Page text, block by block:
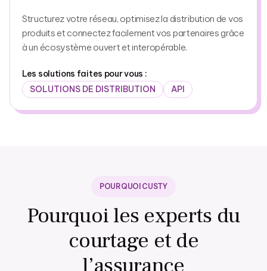
Structurez votre réseau, optimisez la distribution de vos
produits et connectez facilement vos partenaires grâce
à un écosystème ouvert et interopérable.
Les solutions faites pour vous :
SOLUTIONS DE DISTRIBUTION
API
POURQUOI CUSTY
Pourquoi les experts du
courtage et de